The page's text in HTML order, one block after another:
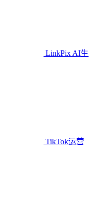
LinkPix AI生
TikTok运营